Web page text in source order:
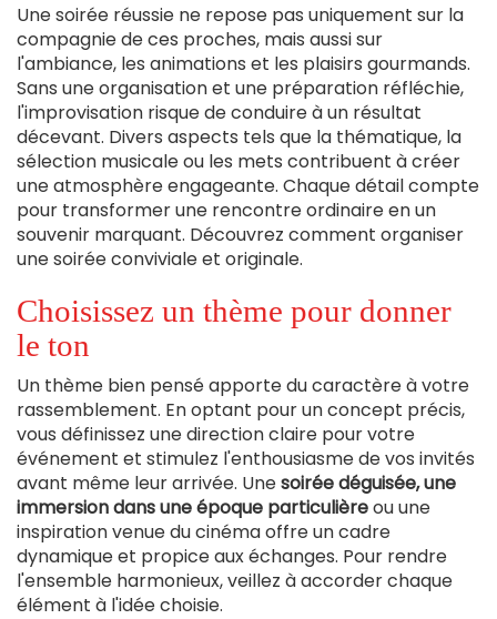
Une soirée réussie ne repose pas uniquement sur la
compagnie de ces proches, mais aussi sur
l'ambiance, les animations et les plaisirs gourmands.
Sans une organisation et une préparation réfléchie,
l'improvisation risque de conduire à un résultat
décevant. Divers aspects tels que la thématique, la
sélection musicale ou les mets contribuent à créer
une atmosphère engageante. Chaque détail compte
pour transformer une rencontre ordinaire en un
souvenir marquant. Découvrez comment organiser
une soirée conviviale et originale.
Choisissez un thème pour donner
le ton
Un thème bien pensé apporte du caractère à votre
rassemblement. En optant pour un concept précis,
vous définissez une direction claire pour votre
événement et stimulez l'enthousiasme de vos invités
avant même leur arrivée. Unesoirée déguisée, une
immersion dans une époque particulièreou une
inspiration venue du cinéma offre un cadre
dynamique et propice aux échanges. Pour rendre
l'ensemble harmonieux, veillez à accorder chaque
élément à l'idée choisie.